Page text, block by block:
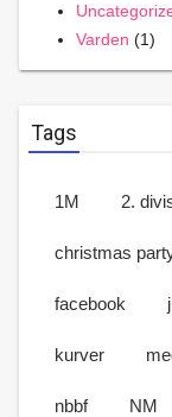
Varden (1)
Tags
1M 2.
christmas
facebook
kurver
nbbf NM